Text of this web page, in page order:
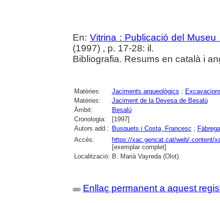
En: Vitrina : Publicació del
(1997) , p. 17-28: il.
Bibliografia. Resums en català i
Matèries: Jaciments arqueològics ;
Matèries:
Jaciment de la Devesa de Besalú
Àmbit:
Besalú
Cronologia:
[1997]
Autors add.: Busquets i Costa, Francesc ;
Accés:
https://xac.gencat.cat/web/.content/
[exemplar complet]
Localització: B. Marià Vayreda (Olot)
Enllaç permanent a aquest